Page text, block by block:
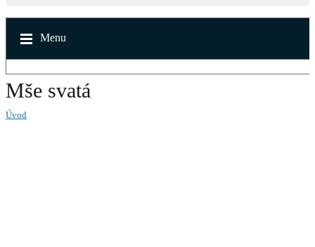
Menu
Mše svatá
Úvod